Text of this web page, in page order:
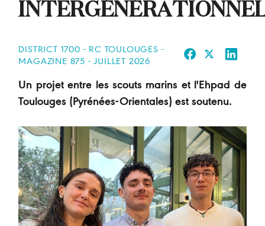
DISTRICT 1700 - RC TOULOUGES -
MAGAZINE 875 - JUILLET 2026
Un projet entre les scouts marins et l'Ehpad de
Toulouges (Pyrénées-Orientales) est soutenu.